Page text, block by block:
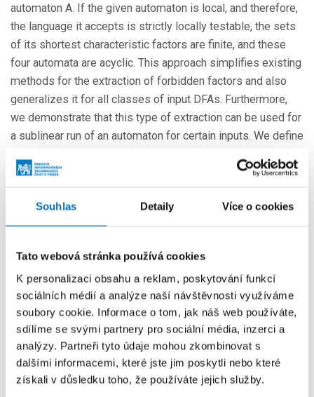
Souhlas Detaily Více o cookies
Tato webová stránka používá cookies
K personalizaci obsahu a reklam, poskytování funkcí
sociálních médií a analýze naší návštěvnosti využíváme
soubory cookie. Informace o tom, jak náš web používáte,
sdílíme se svými partnery pro sociální média, inzerci a
analýzy. Partneři tyto údaje mohou zkombinovat s
dalšími informacemi, které jste jim poskytli nebo které
získali v důsledku toho, že používáte jejich služby.
automaton A. If the given automaton is local, and therefore,
the language it accepts is strictly locally testable, the sets
of its shortest characteristic factors are finite, and these
four automata are acyclic. This approach simplifies existing
methods for the extraction of forbidden factors and also
generalizes it for all classes of input DFAs. Furthermore,
we demonstrate that this type of extraction can be used for
a sublinear run of an automaton for certain inputs. We define
representing all positions in an input string where the
algorithm for computing the positive position run of the
automaton, which utilizes pattern set matching of its
suffixes, provided that the sets are finite. We showcase the
computation of the positive position run of a local
automaton using backward pattern matching, which can
achieve sublinear time.
Další události